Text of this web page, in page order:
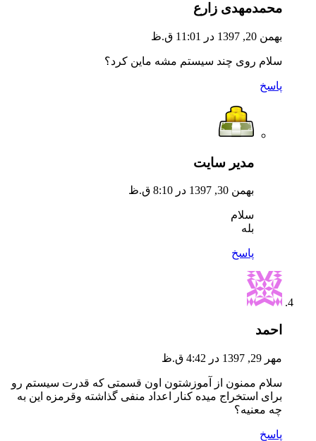
محمدمهدی زارع
بهمن 20, 1397 در 11:01 ق.ظ
سلام روی چند سیستم مشه ماین کرد؟
پاسخ
مدیر سایت
بهمن 30, 1397 در 8:10 ق.ظ
سلام
بله
پاسخ
احمد
مهر 29, 1397 در 4:42 ق.ظ
سلام ممنون از آموزشتون اون قسمتی که قدرت سیستم رو
برای استخراج میده کنار اعداد منفی گذاشته وقرمزه این به
چه معنیه؟
پاسخ